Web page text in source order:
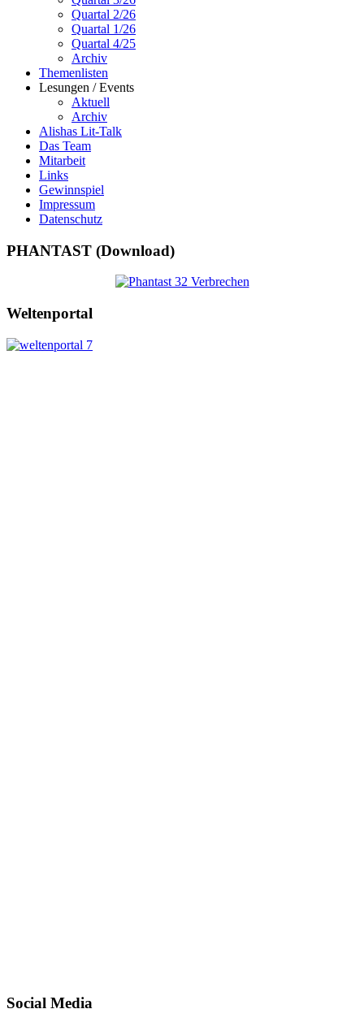
Quartal 2/26
Quartal 1/26
Quartal 4/25
Archiv
Themenlisten
Lesungen / Events
Aktuell
Archiv
Alishas Lit-Talk
Das Team
Mitarbeit
Links
Gewinnspiel
Impressum
Datenschutz
PHANTAST (Download)
Weltenportal
Social Media